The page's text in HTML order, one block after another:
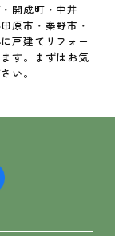
開成町・中井
原市・秦野市・
戸建てリフォー
す。まずはお気
い。